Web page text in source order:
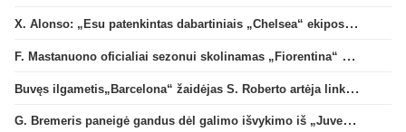
X. Alonso: „Esu patenkintas dabartiniais „Chelsea“ ekipos vartininkais“
F. Mastanuono oficialiai sezonui skolinamas „Fiorentina“ ekipai
Buvęs ilgametis„Barcelona“ žaidėjas S. Roberto artėja link persikėlimo į MLS
G. Bremeris paneigė gandus dėl galimo išvykimo iš „Juventus“ klubo